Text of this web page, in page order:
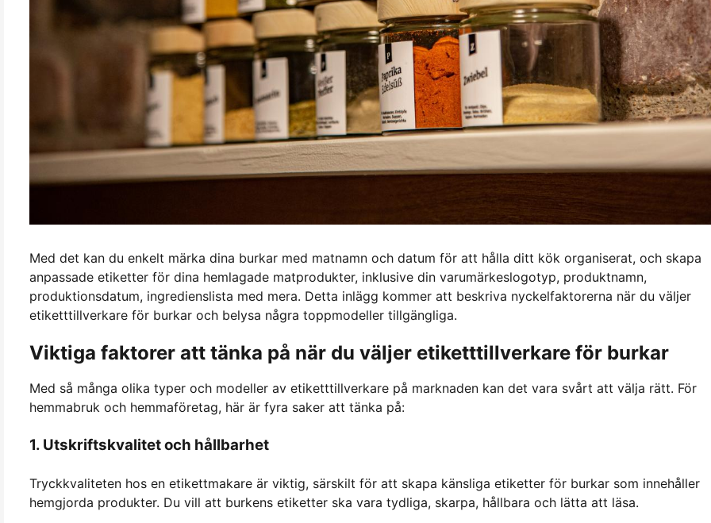
Med det kan du enkelt märka dina burkar med matnamn och datum för att hålla ditt kök organiserat, och skapa
anpassade etiketter för dina hemlagade matprodukter, inklusive din varumärkeslogotyp, produktnamn,
produktionsdatum, ingredienslista med mera. Detta inlägg kommer att beskriva nyckelfaktorerna när du väljer
etiketttillverkare för burkar och belysa några toppmodeller tillgängliga.
Viktiga faktorer att tänka på när du väljer etiketttillverkare för burkar
Med så många olika typer och modeller av etiketttillverkare på marknaden kan det vara svårt att välja rätt. För
hemmabruk och hemmaföretag, här är fyra saker att tänka på:
1. Utskriftskvalitet och hållbarhet
Tryckkvaliteten hos en etikettmakare är viktig, särskilt för att skapa känsliga etiketter för burkar som innehåller
hemgjorda produkter. Du vill att burkens etiketter ska vara tydliga, skarpa, hållbara och lätta att läsa.